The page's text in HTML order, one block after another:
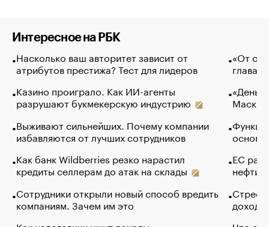
Интересное на РБК
Насколько ваш авторитет зависит от
атрибутов престижа? Тест для лидеров
Казино проиграло. Как ИИ-агенты
разрушают букмекерскую индустрию
Выживают сильнейших. Почему компании
избавляются от лучших сотрудников
Как банк Wildberries резко нарастил
кредиты селлерам до атак на склады
Сотрудники открыли новый способ вредить
компаниям. Зачем им это
«От
глава
Маск в
основ
ЕС
нефти